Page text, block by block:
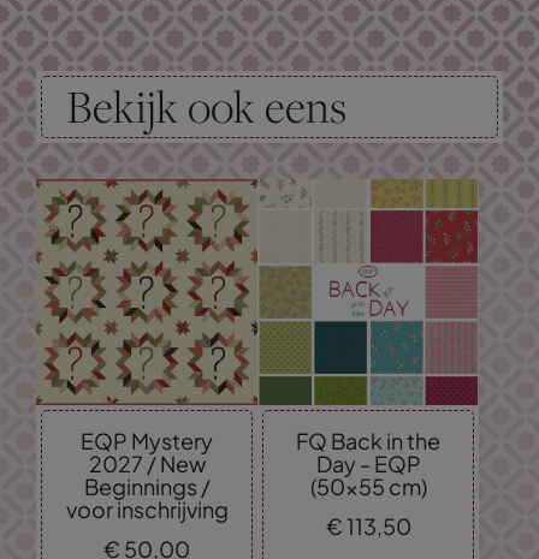
Bekijk ook eens
EQP Mystery
2027 / New
Beginnings /
voor inschrijving
€ 50,00
FQ Back in the
Day - EQP
(50x55 cm)
€113,50